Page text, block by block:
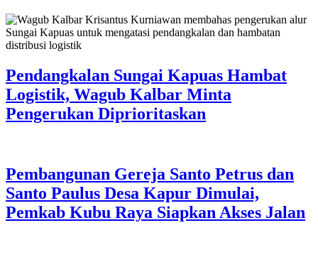
Pendangkalan Sungai Kapuas Hambat
Logistik, Wagub Kalbar Minta
Pengerukan Diprioritaskan
Pembangunan Gereja Santo Petrus dan
Santo Paulus Desa Kapur Dimulai,
Pemkab Kubu Raya Siapkan Akses Jalan